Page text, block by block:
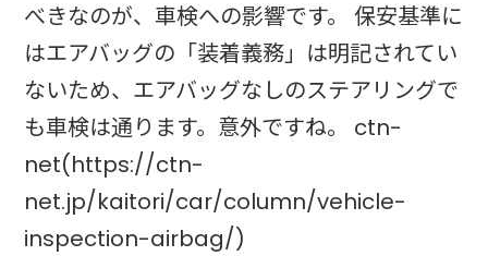
べきなのが、車検への影響です。 保安基準に
はエアバッグの「装着義務」は明記されてい
ないため、エアバッグなしのステアリングで
も車検は通ります。意外ですね。 ctn-
net(https://ctn-
net.jp/kaitori/car/column/vehicle-
inspection-airbag/)